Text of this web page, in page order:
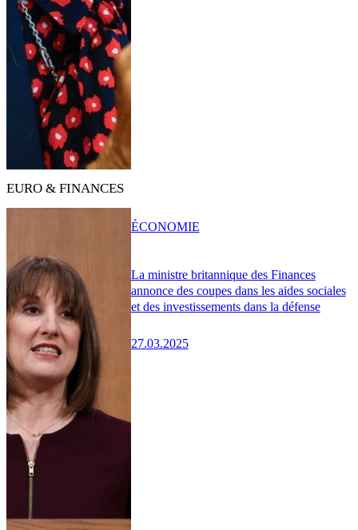
EURO & FINANCES
La ministre britannique des Finances
annonce des coupes dans les aides sociales
et des investissements dans la défense
27.03.2025
ÉCONOMIE